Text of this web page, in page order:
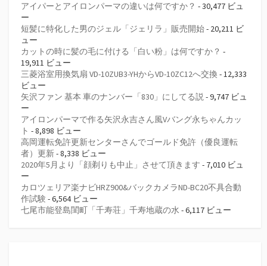
アイパーとアイロンパーマの違いは何ですか？ - 30,477 ビュ
ー
短髪に特化した男のジェル「ジェリラ」販売開始- 20,211 ビ
ュー
カットの時に髪の毛に付ける「白い粉」は何ですか？ -
19,911 ビュー
三菱浴室用換気扇 VD-10ZUB3-YHからVD-10ZC12へ交換 - 12,333
ビュー
矢沢ファン 基本 車のナンバー「830」にしてる説- 9,747 ビュ
ー
アイロンパーマで作る矢沢永吉さん風Vバング永ちゃんカッ
ト - 8,898 ビュー
高岡運転免許更新センターさんでゴールド免許（優良運転
者）更新- 8,338 ビュー
2020年5月より「顔剃りも中止」させて頂きます - 7,010 ビュ
ー
カロツェリア楽ナビHRZ900&バックカメラND-BC20不具合動
作試験 - 6,564 ビュー
七尾市能登島閨町「千寿荘」千寿地蔵の水 - 6,117 ビュー